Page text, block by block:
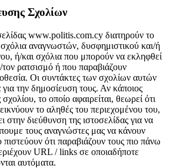
Σχολίων
www.politis.com.cy διατηρούν το
αναγνωστών, δυσφημιστικού και/ή
ή/και σχόλια που μπορούν να εκληφθεί
τον ρατσισμό ή που παραβιάζουν
Οι συντάκτες των σχολίων αυτών
την δημοσίευση τους. Αν κάποιος
το οποίο αφαιρείται, θεωρεί ότι
το αληθές του περιεχομένου του,
στην διεύθυνση της ιστοσελίδας για να
τους αναγνώστες μας να κάνουν
ότι παραβιάζουν τους πιο πάνω
URL / links σε οποιαδήποτε
αυτόματα.